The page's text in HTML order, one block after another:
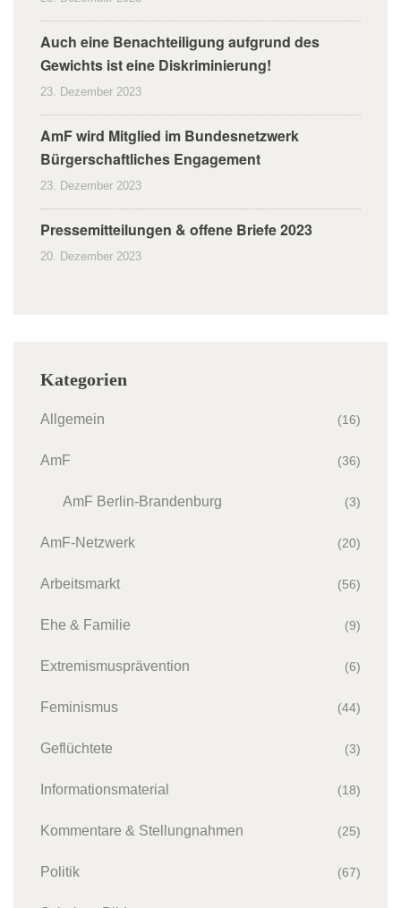
Auch eine Benachteiligung aufgrund des
Gewichts ist eine Diskriminierung!
23. Dezember 2023
AmF wird Mitglied im Bundesnetzwerk
Bürgerschaftliches Engagement
23. Dezember 2023
Pressemitteilungen & offene Briefe 2023
20. Dezember 2023
Kategorien
Allgemein (16)
AmF (36)
AmF Berlin-Brandenburg (3)
AmF-Netzwerk (20)
Arbeitsmarkt (56)
Ehe & Familie (9)
Extremismusprävention (6)
Feminismus (44)
Geflüchtete (3)
Informationsmaterial (18)
Kommentare & Stellungnahmen (25)
Politik (67)